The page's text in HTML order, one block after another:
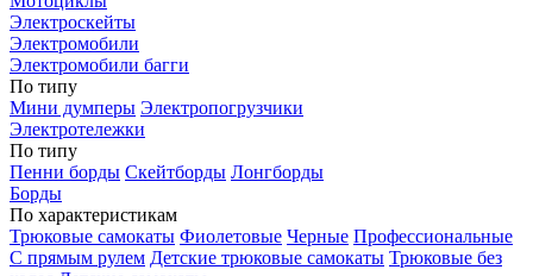
Электроскейты
Электромобили
Электромобили багги
По типу
Мини думперы Электропогрузчики
Электротележки
По типу
Пенни борды Скейтборды Лонгборды
Борды
По характеристикам
Трюковые самокаты Фиолетовые Черные Профессиональные
С прямым рулем Детские трюковые самокаты Трюковые без